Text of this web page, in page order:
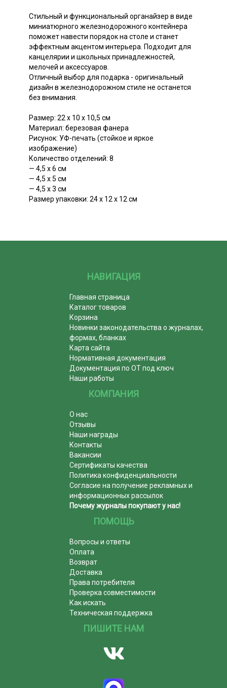
Стильный и функциональный органайзер в виде
миниатюрного железнодорожного контейнера
поможет навести порядок на столе и станет
эффектным акцентом интерьера. Подходит для
канцелярии и школьных принадлежностей,
мелочей и аксессуаров.
Отличный выбор для подарка - оригинальный
дизайн в железнодорожном стиле не останется
без внимания.
Размер: 22 х 10 х 10,5 см
Материал: березовая фанера
Рисунок: УФ-печать (стойкое и яркое
изображение)
Количество отделений: 8
— 4,5 х 6 см
— 4,5 х 5 см
— 4,5 х 3 см
Размер упаковки: 24 х 12 х 12 см
НАВИГАЦИЯ
Главная страница
Каталог товаров
Корзина
Новинки законодательства о журналах,
формах, бланках
Карта сайта
Нормативная документация
Документация по ОТ под ключ
Наши работы
КОМПАНИЯ
О нас
Отзывы
Наши награды
Контакты
Вакансии
Сертификаты качества
Политика конфиденциальности
Согласие на получение рекламных и
информационных рассылок
Почему журналы покупают у нас!
ПОМОЩЬ
Вопросы и ответы
Оплата
Возврат
Доставка
Права потребителя
Проверка совместимости
Как искать
Техническая поддержка
ПИШИТЕ НАМ